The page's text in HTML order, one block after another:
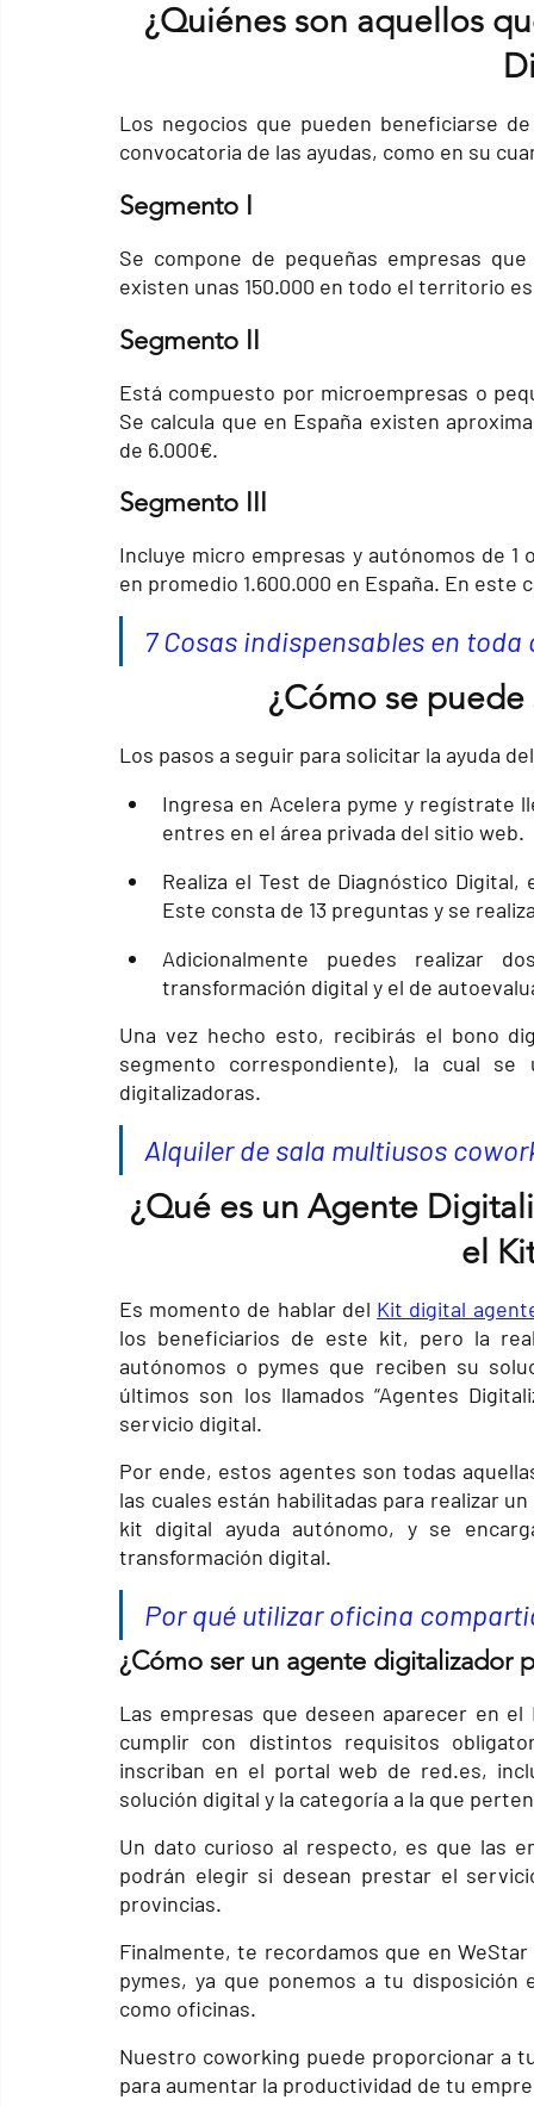
¿Quiénes son aquellos
Los negocios que pueden beneficiarse
convocatoria de las ayudas, como en su
Segmento I
Se compone de pequeñas empresas
existen unas 150.000 en todo el territorio
Segmento II
Está compuesto por microempresas o
Se calcula que en España existen
de 6.000€.
Segmento III
Incluye micro empresas y autónomos de
en promedio 1.600.000 en España. En
7 Cosas indispensables en toda
¿Cómo se
Los pasos a seguir para solicitar la ayuda
Ingresa en Acelera pyme y regístrate
entres en el área privada del sitio web.
Realiza el Test de Diagnóstico
Este consta de 13 preguntas y se
Adicionalmente puedes realizar
transformación digital y el de
Una vez hecho esto, recibirás el bono
segmento correspondiente), la cual
digitalizadoras.
Alquiler de sala multiusos
¿Qué es un Agente
el
Es momento de hablar del Kit digital
los beneficiarios de este kit, pero la
autónomos o pymes que reciben su
últimos son los llamados “Agentes
servicio digital.
Por ende, estos agentes son todas
las cuales están habilitadas para realizar
kit digital ayuda autónomo, y se
transformación digital.
Por qué utilizar oficina
¿Cómo ser un agente digitalizador
Las empresas que deseen aparecer en
cumplir con distintos requisitos
inscriban en el portal web de red.es,
solución digital y la categoría a la que
Un dato curioso al respecto, es que las
podrán elegir si desean prestar el
provincias.
Finalmente, te recordamos que en
pymes, ya que ponemos a tu disposición
como oficinas.
Nuestro coworking puede proporcionar a
para aumentar la productividad de tu